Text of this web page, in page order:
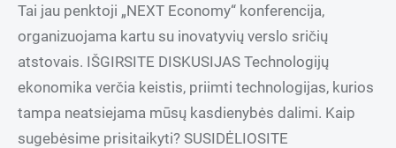
Tai jau penktoji „NEXT Economy“ konferencija,
organizuojama kartu su inovatyvių verslo sričių
atstovais. IŠGIRSITE DISKUSIJAS Technologijų
ekonomika verčia keistis, priimti technologijas, kurios
tampa neatsiejama mūsų kasdienybės dalimi. Kaip
sugebėsime prisitaikyti? SUSIDĖLIOSITE